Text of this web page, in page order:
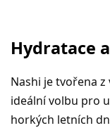
Hydratace
Nashi je tvořena
ideální volbu pro
horkých letních